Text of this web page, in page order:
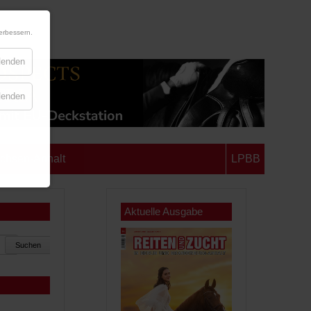
Anhalt LPBB
Suchen
Aktuelle Ausgabe